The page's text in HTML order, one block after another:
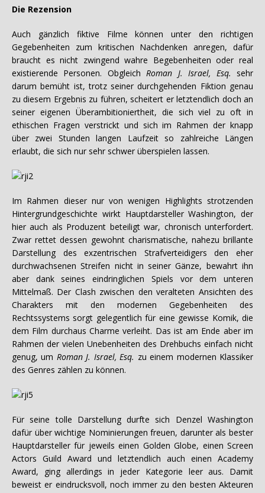
Die Rezension
Auch gänzlich fiktive Filme können unter den richtigen
Gegebenheiten zum kritischen Nachdenken anregen, dafür
braucht es nicht zwingend wahre Begebenheiten oder real
existierende Personen. Obgleich Roman J. Israel, Esq. sehr
darum bemüht ist, trotz seiner durchgehenden Fiktion genau
zu diesem Ergebnis zu führen, scheitert er letztendlich doch an
seiner eigenen Überambitioniertheit, die sich viel zu oft in
ethischen Fragen verstrickt und sich im Rahmen der knapp
über zwei Stunden langen Laufzeit so zahlreiche Längen
erlaubt, die sich nur sehr schwer überspielen lassen.
Im Rahmen dieser nur von wenigen Highlights strotzenden
Hintergrundgeschichte wirkt Hauptdarsteller Washington, der
hier auch als Produzent beteiligt war, chronisch unterfordert.
Zwar rettet dessen gewohnt charismatische, nahezu brillante
Darstellung des exzentrischen Strafverteidigers den eher
durchwachsenen Streifen nicht in seiner Gänze, bewahrt ihn
aber dank seines eindringlichen Spiels vor dem unteren
Mittelmaß. Der Clash zwischen den veralteten Ansichten des
Charakters mit den modernen Gegebenheiten des
Rechtssystems sorgt gelegentlich für eine gewisse Komik, die
dem Film durchaus Charme verleiht. Das ist am Ende aber im
Rahmen der vielen Unebenheiten des Drehbuchs einfach nicht
genug, um Roman J. Israel, Esq. zu einem modernen Klassiker
des Genres zählen zu können.
Für seine tolle Darstellung durfte sich Denzel Washington
dafür über wichtige Nominierungen freuen, darunter als bester
Hauptdarsteller für jeweils einen Golden Globe, einen Screen
Actors Guild Award und letztendlich auch einen Academy
Award, ging allerdings in jeder Kategorie leer aus. Damit
beweist er eindrucksvoll, noch immer zu den besten Akteuren